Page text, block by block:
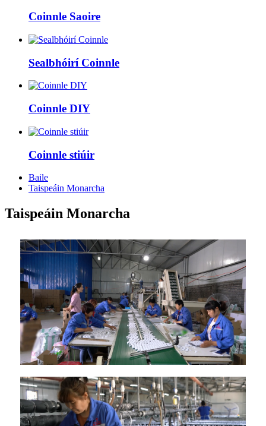
Coinnle Saoire
Sealbhóirí Coinnle
Coinnle DIY
Coinnle stiúir
Baile
Taispeáin Monarcha
Taispeáin Monarcha